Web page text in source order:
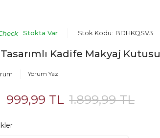
Stokta Var Stok Kodu: BDHKQSV3
Kadife Makyaj Kutusu
Yorum Yaz
999,99 TL 1.899,99 TL